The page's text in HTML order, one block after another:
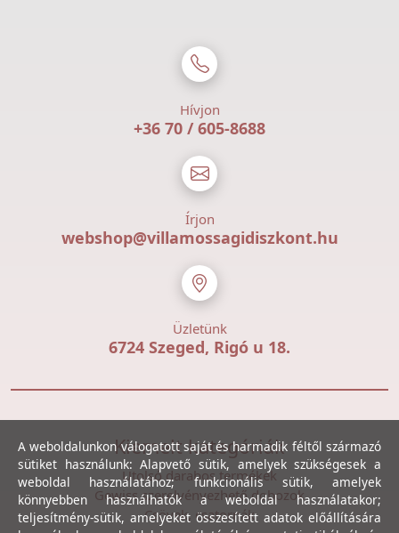
Hívjon
+36 70 / 605-8688
Írjon
webshop@villamossagidiszkont.hu
Üzletünk
6724 Szeged, Rigó u 18.
Kiemelt kategóriák
Utolsó darabos termékek
Gewiss szerelvényezhető dobozok
Csövek, csatornák
A weboldalunkon válogatott saját és harmadik féltől származó
sütiket használunk: Alapvető sütik, amelyek szükségesek a
weboldal használatához; funkcionális sütik, amelyek
könnyebben használhatók a weboldal használatakor;
teljesítmény-sütik, amelyeket összesített adatok előállítására